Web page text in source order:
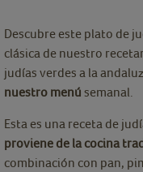
Descubre este plato de
clásica de nuestro
judías verdes a la
nuestro menú semanal.
Esta es una receta de
proviene de la cocina
combinación con pan,